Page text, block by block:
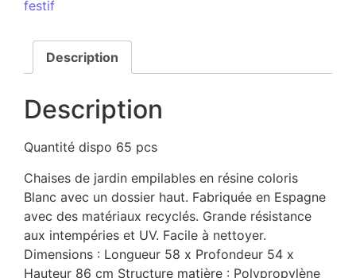
festif
Description
Description
Quantité dispo 65 pcs
Chaises de jardin empilables en résine coloris
Blanc avec un dossier haut. Fabriquée en Espagne
avec des matériaux recyclés. Grande résistance
aux intempéries et UV. Facile à nettoyer.
Dimensions : Longueur 58 x Profondeur 54 x
Hauteur 86 cm Structure matière : Polypropylène